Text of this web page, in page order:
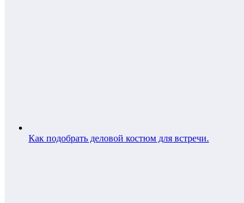
Как подобрать деловой костюм для встречи.